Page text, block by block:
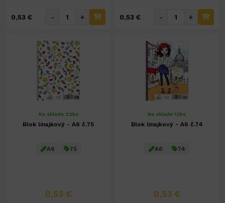
0,53 € - + 0,53 € - +
Na sklade 22ks
Blok linajkový - A6 č.75
A6 75
0,53 €
Na sklade 12ks
Blok linajkový - A6 č.74
A6 74
0,53 €